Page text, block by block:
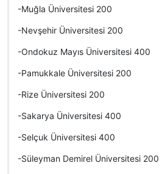
-Muğla Üniversitesi 200
-Nevşehir Üniversitesi 200
-Ondokuz Mayıs Üniversitesi 400
-Pamukkale Üniversitesi 200
-Rize Üniversitesi 200
-Sakarya Üniversitesi 400
-Selçuk Üniversitesi 400
-Süleyman Demirel Üniversitesi 200